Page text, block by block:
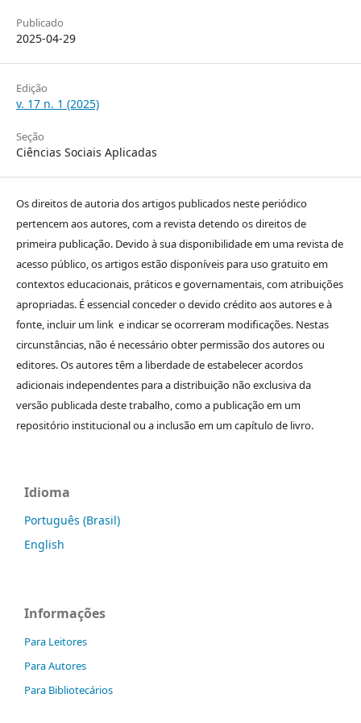
Publicado
2025-04-29
Edição
v. 17 n. 1 (2025)
Seção
Ciências Sociais Aplicadas
Os direitos de autoria dos artigos publicados neste periódico
pertencem aos autores, com a revista detendo os direitos de
primeira publicação. Devido à sua disponibilidade em uma revista de
acesso público, os artigos estão disponíveis para uso gratuito em
contextos educacionais, práticos e governamentais, com atribuições
apropriadas. É essencial conceder o devido crédito aos autores e à
fonte, incluir um link e indicar se ocorreram modificações. Nestas
circunstâncias, não é necessário obter permissão dos autores ou
editores. Os autores têm a liberdade de estabelecer acordos
adicionais independentes para a distribuição não exclusiva da
versão publicada deste trabalho, como a publicação em um
repositório institucional ou a inclusão em um capítulo de livro.
Idioma
Português (Brasil)
English
Informações
Para Leitores
Para Autores
Para Bibliotecários